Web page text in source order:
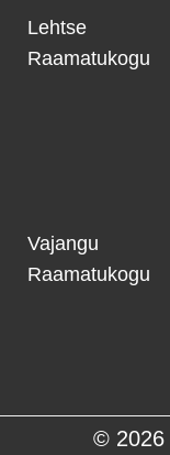
Lehtse
Raamatukogu
Vajangu
Raamatukogu
© 2026